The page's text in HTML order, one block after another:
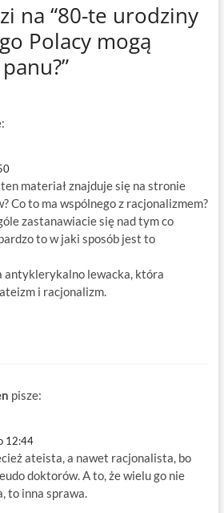
na “80-te urodziny
Polacy mogą
materiał znajduje się na stronie
Co to ma wspólnego z racjonalizmem?
zastanawiacie się nad tym co
to w jaki sposób jest to
antyklerykalno lewacka, która
i racjonalizm.
pisze:
12:44
ateista, a nawet racjonalista, bo
doktorów. A to, że wielu go nie
to inna sprawa.